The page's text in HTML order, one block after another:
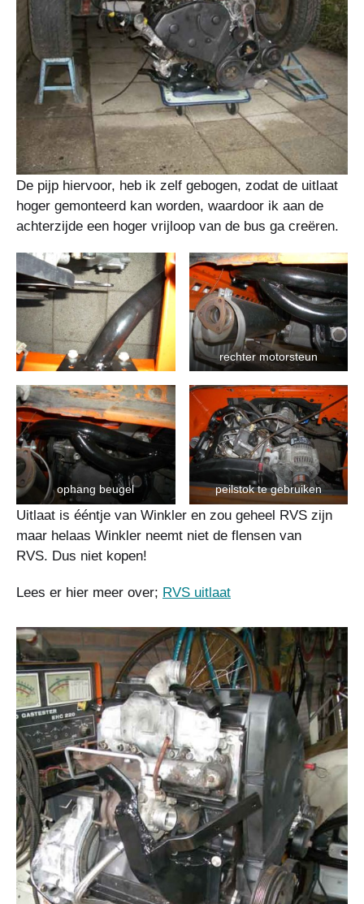
De pijp hiervoor, heb ik zelf gebogen, zodat de uitlaat
hoger gemonteerd kan worden, waardoor ik aan de
achterzijde een hoger vrijloop van de bus ga creëren.
rechter motorsteun
ophang beugel peilstok te gebruiken
Uitlaat is ééntje van Winkler en zou geheel RVS zijn
maar helaas Winkler neemt niet de flensen van
RVS. Dus niet kopen!
Lees er hier meer over; RVS uitlaat